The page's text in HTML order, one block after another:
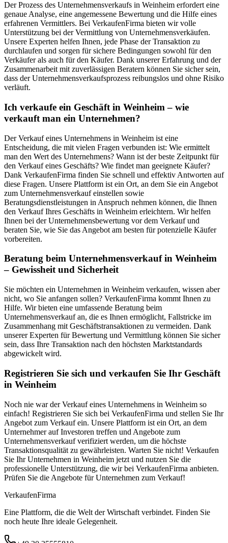
Der Prozess des Unternehmensverkaufs in Weinheim erfordert eine
genaue Analyse, eine angemessene Bewertung und die Hilfe eines
erfahrenen Vermittlers. Bei VerkaufenFirma bieten wir volle
Unterstützung bei der Vermittlung von Unternehmensverkäufen.
Unsere Experten helfen Ihnen, jede Phase der Transaktion zu
durchlaufen und sorgen für sichere Bedingungen sowohl für den
Verkäufer als auch für den Käufer. Dank unserer Erfahrung und der
Zusammenarbeit mit zuverlässigen Beratern können Sie sicher sein,
dass der Unternehmensverkaufsprozess reibungslos und ohne Risiko
verläuft.
Ich verkaufe ein Geschäft in Weinheim – wie
verkauft man ein Unternehmen?
Der Verkauf eines Unternehmens in Weinheim ist eine
Entscheidung, die mit vielen Fragen verbunden ist: Wie ermittelt
man den Wert des Unternehmens? Wann ist der beste Zeitpunkt für
den Verkauf eines Geschäfts? Wie findet man geeignete Käufer?
Dank VerkaufenFirma finden Sie schnell und effektiv Antworten auf
diese Fragen. Unsere Plattform ist ein Ort, an dem Sie ein Angebot
zum Unternehmensverkauf einstellen sowie
Beratungsdienstleistungen in Anspruch nehmen können, die Ihnen
den Verkauf Ihres Geschäfts in Weinheim erleichtern. Wir helfen
Ihnen bei der Unternehmensbewertung vor dem Verkauf und
beraten Sie, wie Sie das Angebot am besten für potenzielle Käufer
vorbereiten.
Beratung beim Unternehmensverkauf in Weinheim
– Gewissheit und Sicherheit
Sie möchten ein Unternehmen in Weinheim verkaufen, wissen aber
nicht, wo Sie anfangen sollen? VerkaufenFirma kommt Ihnen zu
Hilfe. Wir bieten eine umfassende Beratung beim
Unternehmensverkauf an, die es Ihnen ermöglicht, Fallstricke im
Zusammenhang mit Geschäftstransaktionen zu vermeiden. Dank
unserer Experten für Bewertung und Vermittlung können Sie sicher
sein, dass Ihre Transaktion nach den höchsten Marktstandards
abgewickelt wird.
Registrieren Sie sich und verkaufen Sie Ihr Geschäft
in Weinheim
Noch nie war der Verkauf eines Unternehmens in Weinheim so
einfach! Registrieren Sie sich bei VerkaufenFirma und stellen Sie Ihr
Angebot zum Verkauf ein. Unsere Plattform ist ein Ort, an dem
Unternehmer auf Investoren treffen und Angebote zum
Unternehmensverkauf verifiziert werden, um die höchste
Transaktionsqualität zu gewährleisten. Warten Sie nicht! Verkaufen
Sie Ihr Unternehmen in Weinheim jetzt und nutzen Sie die
professionelle Unterstützung, die wir bei VerkaufenFirma anbieten.
Prüfen Sie die Angebote für Unternehmen zum Verkauf!
VerkaufenFirma
Eine Plattform, die die Welt der Wirtschaft verbindet. Finden Sie
noch heute Ihre ideale Gelegenheit.